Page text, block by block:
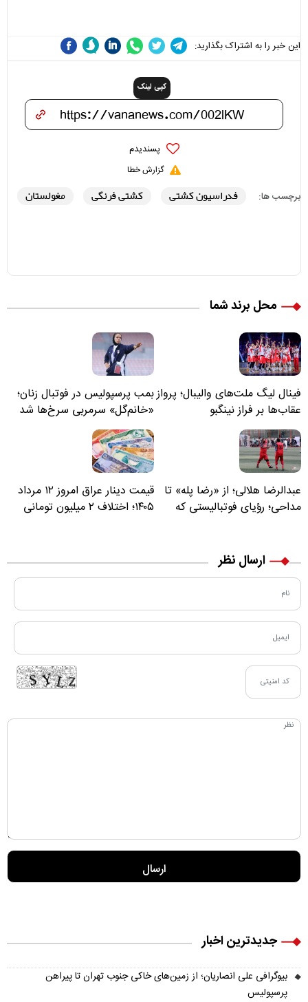
این خبر را به اشتراک بگذارید:
کپی لینک
پسندیدم
گزارش خطا
برچسب ها: فدراسیون کشتی کشتی فرنگی مغولستان
محل برند شما
فینال لیگ ملت‌های والیبال؛ پرواز
عقاب‌ها بر فراز نینگبو
بمب پرسپولیس در فوتبال زنان؛
«خانم‌گل» سرمربی سرخ‌ها شد
عبدالرضا هلالی؛ از «رضا پله» تا
مداحی؛ رؤیای فوتبالیستی که
قیمت دینار عراق امروز ۱۲ مرداد
۱۴۰۵؛ اختلاف ۲ میلیون تومانی
ارسال نظر
جدیدترین اخبار
بیوگرافی علی انصاریان؛ از زمین‌های خاکی جنوب تهران تا پیراهن
پرسپولیس